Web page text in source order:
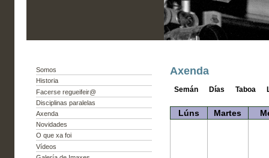
Somos
Historia
Facerse regueifeir@
Disciplinas paralelas
Axenda
Novidades
O que xa foi
Vídeos
Axenda
Semán Días Taboa
Lúns Martes